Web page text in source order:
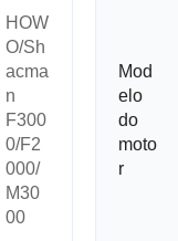
HOW
O/Sh
acma
n
F300
0/F2
000/
M30
00
Mod
elo
do
moto
r